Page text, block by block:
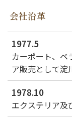
会社沿革
1977.5
カーポート、ベ
ア販売として淀
1978.10
エクステリア及